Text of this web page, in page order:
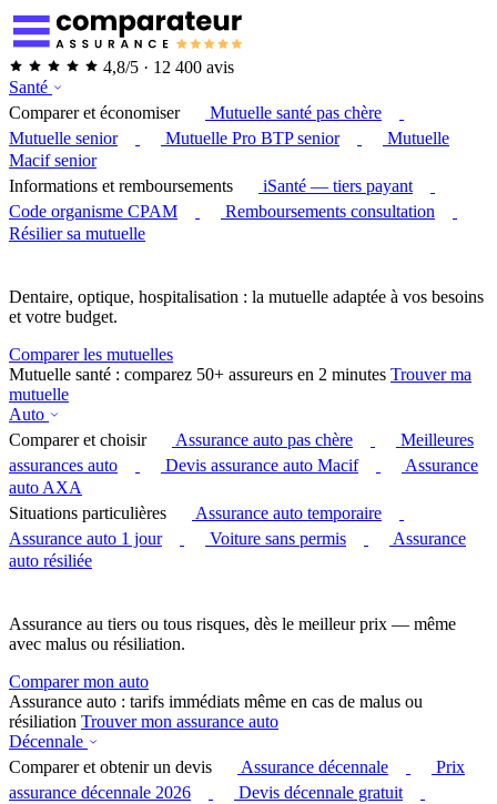
4,8/5 · 12 400 avis
Santé
Comparer et économiser
Mutuelle santé pas chère
Mutuelle senior
Mutuelle Pro BTP senior
Mutuelle
Macif senior
Informations et remboursements
iSanté — tiers payant
Code organisme CPAM
Remboursements consultation
Résilier sa mutuelle
Dentaire, optique, hospitalisation : la mutuelle adaptée à vos besoins
et votre budget.
Comparer les mutuelles
Mutuelle santé : comparez 50+ assureurs en 2 minutes Trouver ma
mutuelle
Auto
Comparer et choisir
Assurance auto pas chère
Meilleures
assurances auto
Devis assurance auto Macif
Assurance
auto AXA
Situations particulières
Assurance auto temporaire
Assurance auto 1 jour
Voiture sans permis
Assurance
auto résiliée
Assurance au tiers ou tous risques, dès le meilleur prix — même
avec malus ou résiliation.
Comparer mon auto
Assurance auto : tarifs immédiats même en cas de malus ou
résiliation Trouver mon assurance auto
Décennale
Comparer et obtenir un devis
Assurance décennale
Prix
assurance décennale 2026
Devis décennale gratuit